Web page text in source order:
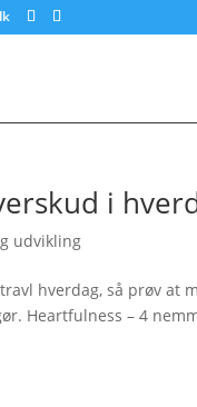
i
udvikling
hverdag, så prøv at
Heartfulness – 4